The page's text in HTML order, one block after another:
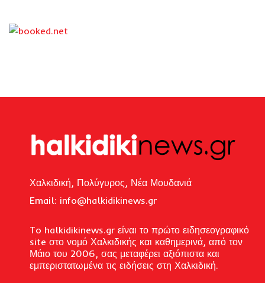
Χαλκιδική, Πολύγυρος, Νέα Μουδανιά
Email: info@halkidikinews.gr
To halkidikinews.gr είναι το πρώτο ειδησεογραφικό
site στο νομό Χαλκιδικής και καθημερινά, από τον
Μάιο του 2006, σας μεταφέρει αξιόπιστα και
εμπεριστατωμένα τις ειδήσεις στη Χαλκιδική.